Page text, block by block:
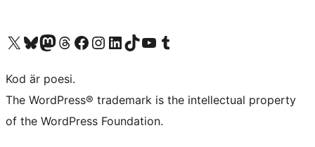
Besök vår X-konto (f.d. Twitter)
Besök vårt Bluesky-konto
Besök vårt Mastodon-konto
Besök vårt Thread-konto
Besök vår Facebook-sidaBesök vårt Instagram-konto
Besök vårt LinkedIn-konto
Besök vårt TikTok-konto
Besök vår YouTube-kanalBesök vårt Tumblr-konto
Kod är poesi.
The WordPress® trademark is the intellectual property
of the WordPress Foundation.